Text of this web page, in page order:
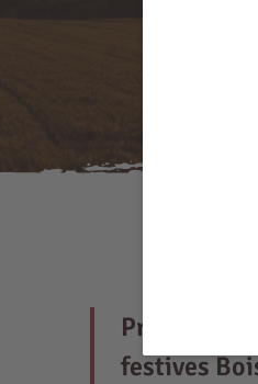
festives